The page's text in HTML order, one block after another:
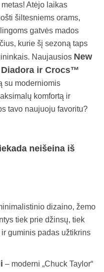
Atėjo laikas
šiltesniems orams,
gatvės mados
kurie šį sezoną taps
Naujausios New
Diadora ir Crocs™
su moderniomis
komfortą ir
tavo naujuoju favoritu?
neišeina iš
dizaino, žemo
tiek prie džinsų, tiek
guminis padas užtikrins
– moderni „Chuck Taylor“